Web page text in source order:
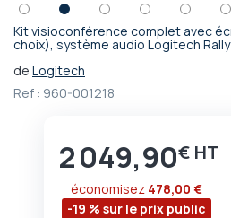
Kit visioconférence complet avec
choix), système audio Logitech
de Logitech
Ref : 960-001218
2 049,90€
-19 % sur le prix public
économisez 478,00 €
Passer
début
de
d’images